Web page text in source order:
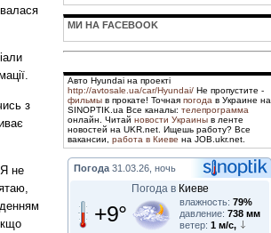
з
не
МИ НА FACEBOOK
Авто Hyundai на проекті
http://avtosale.ua/car/Hyundai/ Не пропустите -
фильмы в прокате! Точная погода в Украине на
SINOPTIK.ua Все каналы: телепрограмма
онлайн. Читай новости Украины в ленте
новостей на UKR.net. Ищешь работу? Все
вакансии, работа в Киеве на JOB.ukr.net.
Погода 31.03.26, ночь
Погода в Киеве
+9° влажность: 79%
давление: 738 мм
ветер: 1 м/с,